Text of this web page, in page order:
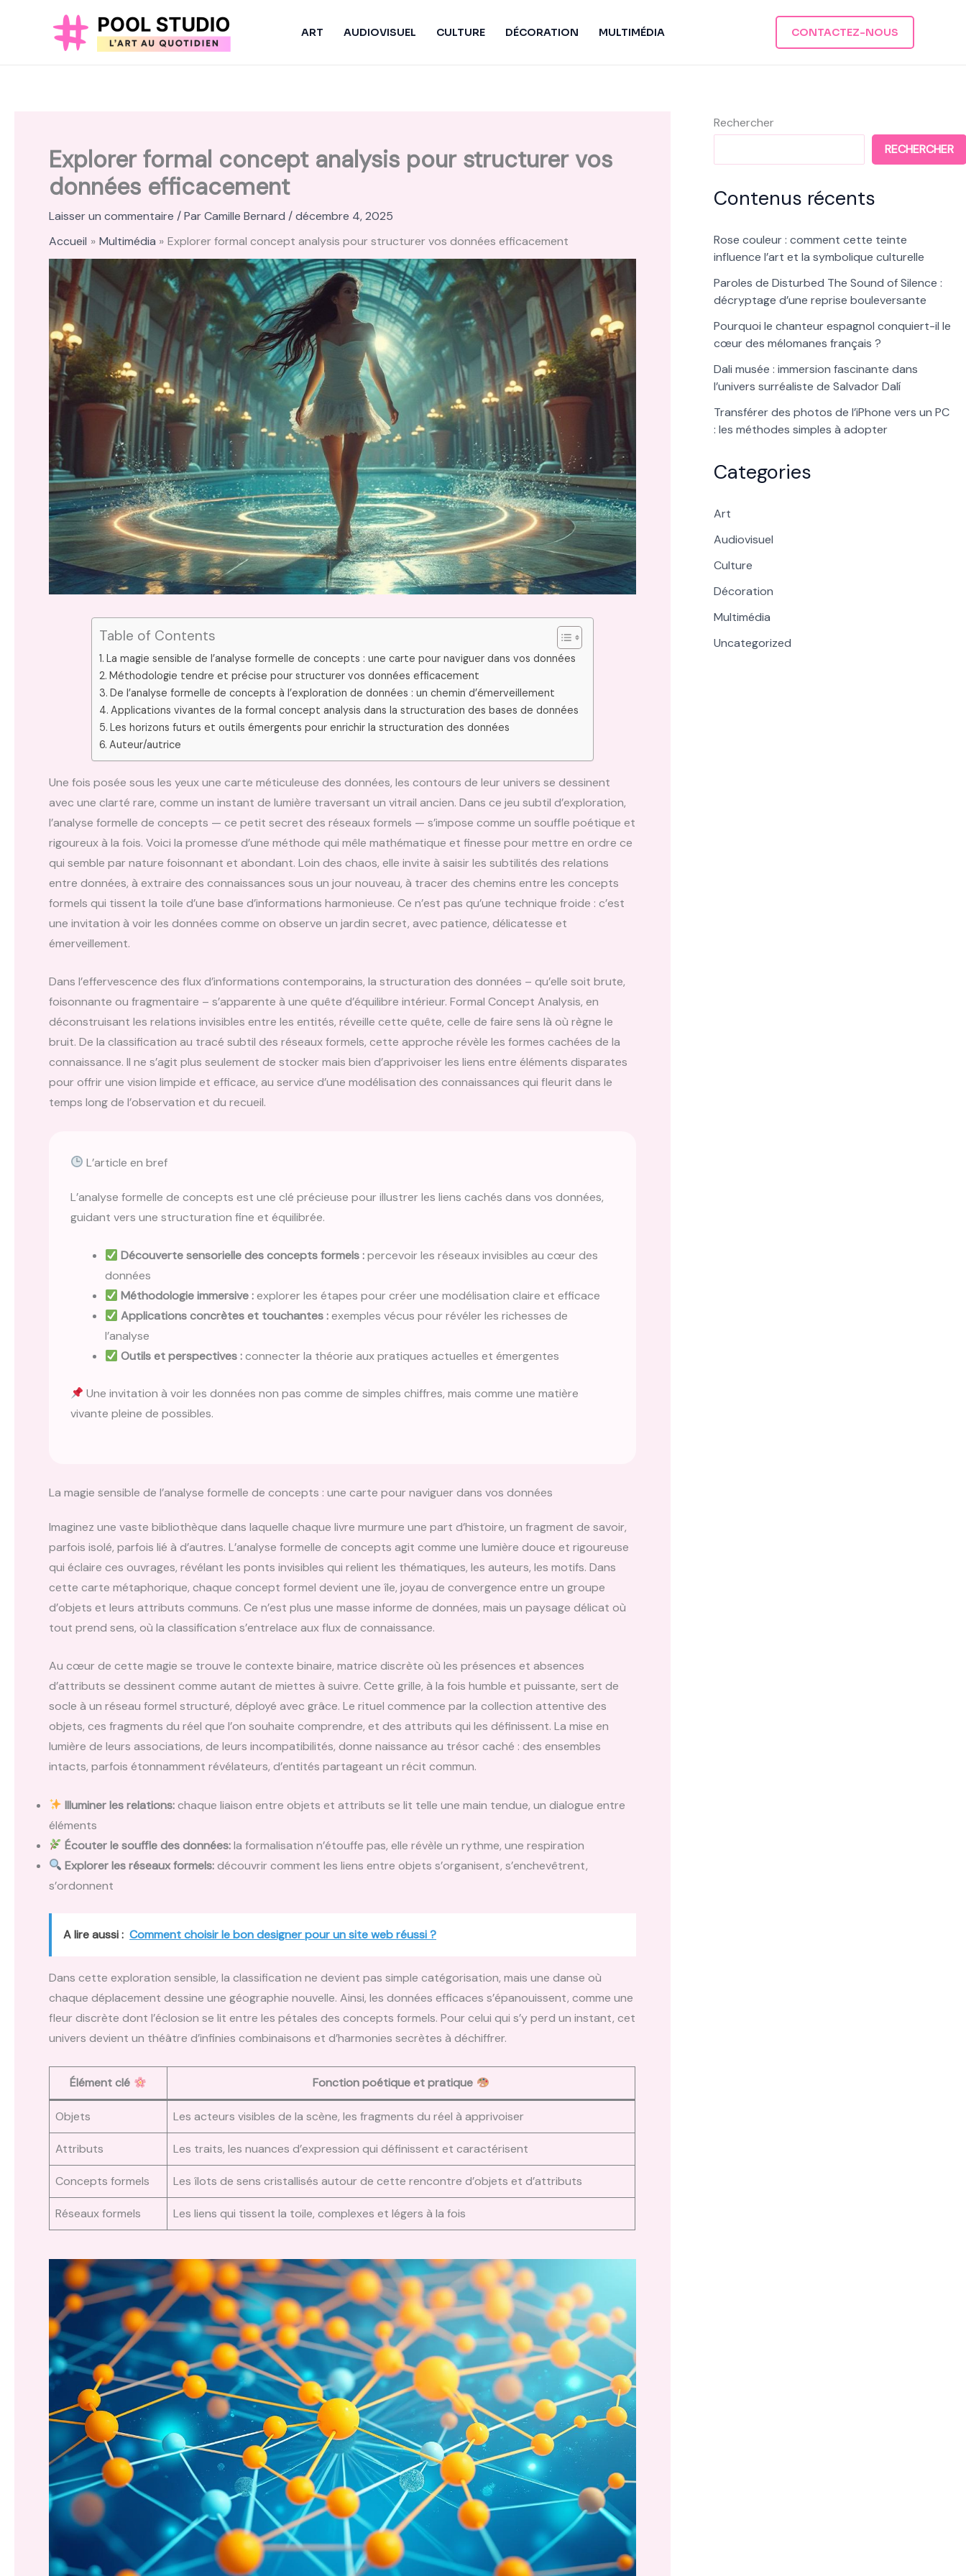
ART AUDIOVISUEL CULTURE DÉCORATION MULTIMÉDIA CONTACTEZ-NOUS
Explorer formal concept analysis pour structurer vos
données efficacement
Laisser un commentaire / ParCamille Bernard /décembre 4, 2025
Accueil
Multimédia Explorer formal concept analysis pour structurer vos données efficacement
Table of Contents
La magie sensible de l’analyse formelle de concepts : une carte pour naviguer dans vos données
Méthodologie tendre et précise pour structurer vos données efficacement
De l’analyse formelle de concepts à l’exploration de données : un chemin d’émerveillement
Applications vivantes de la formal concept analysis dans la structuration des bases de données
Les horizons futurs et outils émergents pour enrichir la structuration des données
Auteur/autrice
Une fois posée sous les yeux une carte méticuleuse des données, les contours de leur univers se dessinent
avec une clarté rare, comme un instant de lumière traversant un vitrail ancien. Dans ce jeu subtil d’exploration,
l’analyse formelle de concepts — ce petit secret des réseaux formels — s’impose comme un souffle poétique et
rigoureux à la fois. Voici la promesse d’une méthode qui mêle mathématique et finesse pour mettre en ordre ce
qui semble par nature foisonnant et abondant. Loin des chaos, elle invite à saisir les subtilités des relations
entre données, à extraire des connaissances sous un jour nouveau, à tracer des chemins entre les concepts
formels qui tissent la toile d’une base d’informations harmonieuse. Ce n’est pas qu’une technique froide : c’est
une invitation à voir les données comme on observe un jardin secret, avec patience, délicatesse et
émerveillement.
Dans l’effervescence des flux d’informations contemporains, la structuration des données – qu’elle soit brute,
foisonnante ou fragmentaire – s’apparente à une quête d’équilibre intérieur. Formal Concept Analysis, en
déconstruisant les relations invisibles entre les entités, réveille cette quête, celle de faire sens là où règne le
bruit. De la classification au tracé subtil des réseaux formels, cette approche révèle les formes cachées de la
connaissance. Il ne s’agit plus seulement de stocker mais bien d’apprivoiser les liens entre éléments disparates
pour offrir une vision limpide et efficace, au service d’une modélisation des connaissances qui fleurit dans le
temps long de l’observation et du recueil.
L’article en bref
L’analyse formelle de concepts est une clé précieuse pour illustrer les liens cachés dans vos données,
guidant vers une structuration fine et équilibrée.
Découverte sensorielle des concepts formels :percevoir les réseaux invisibles au cœur des
données
Méthodologie immersive :explorer les étapes pour créer une modélisation claire et efficace
Applications concrètes et touchantes :exemples vécus pour révéler les richesses de
l’analyse
Outils et perspectives :connecter la théorie aux pratiques actuelles et émergentes
Une invitation à voir les données non pas comme de simples chiffres, mais comme une matière
vivante pleine de possibles.
La magie sensible de l’analyse formelle de concepts : une carte pour naviguer dans vos données
Imaginez une vaste bibliothèque dans laquelle chaque livre murmure une part d’histoire, un fragment de savoir,
parfois isolé, parfois lié à d’autres. L’analyse formelle de concepts agit comme une lumière douce et rigoureuse
qui éclaire ces ouvrages, révélant les ponts invisibles qui relient les thématiques, les auteurs, les motifs. Dans
cette carte métaphorique, chaque concept formel devient une île, joyau de convergence entre un groupe
d’objets et leurs attributs communs. Ce n’est plus une masse informe de données, mais un paysage délicat où
tout prend sens, où la classification s’entrelace aux flux de connaissance.
Au cœur de cette magie se trouve le contexte binaire, matrice discrète où les présences et absences
d’attributs se dessinent comme autant de miettes à suivre. Cette grille, à la fois humble et puissante, sert de
socle à un réseau formel structuré, déployé avec grâce. Le rituel commence par la collection attentive des
objets, ces fragments du réel que l’on souhaite comprendre, et des attributs qui les définissent. La mise en
lumière de leurs associations, de leurs incompatibilités, donne naissance au trésor caché : des ensembles
intacts, parfois étonnamment révélateurs, d’entités partageant un récit commun.
Illuminer les relations:chaque liaison entre objets et attributs se lit telle une main tendue, un dialogue entre
éléments
Écouter le souffle des données:la formalisation n’étouffe pas, elle révèle un rythme, une respiration
Explorer les réseaux formels:découvrir comment les liens entre objets s’organisent, s’enchevêtrent,
s’ordonnent
A lire aussi : Comment choisir le bon designer pour un site web réussi ?
Dans cette exploration sensible, la classification ne devient pas simple catégorisation, mais une danse où
chaque déplacement dessine une géographie nouvelle. Ainsi, les données efficaces s’épanouissent, comme une
fleur discrète dont l’éclosion se lit entre les pétales des concepts formels. Pour celui qui s’y perd un instant, cet
univers devient un théâtre d’infinies combinaisons et d’harmonies secrètes à déchiffrer.
Élément clé Fonction poétique et pratique
Objets Les acteurs visibles de la scène, les fragments du réel à apprivoiser
Attributs Les traits, les nuances d’expression qui définissent et caractérisent
Concepts formels Les îlots de sens cristallisés autour de cette rencontre d’objets et d’attributs
Réseaux formels Les liens qui tissent la toile, complexes et légers à la fois
Rechercher
RECHERCHER
Contenus récents
Rose couleur : comment cette teinte
influence l’art et la symbolique culturelle
Paroles de Disturbed The Sound of Silence :
décryptage d’une reprise bouleversante
Pourquoi le chanteur espagnol conquiert-il le
cœur des mélomanes français ?
Dali musée : immersion fascinante dans
l’univers surréaliste de Salvador Dalí
Transférer des photos de l’iPhone vers un PC
: les méthodes simples à adopter
Categories
Art
Audiovisuel
Culture
Décoration
Multimédia
Uncategorized